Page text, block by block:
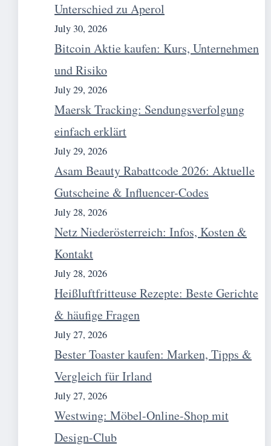
Unterschied zu Aperol
July 30, 2026
Bitcoin Aktie kaufen: Kurs, Unternehmen
und Risiko
July 29, 2026
Maersk Tracking: Sendungsverfolgung
einfach erklärt
July 29, 2026
Asam Beauty Rabattcode 2026: Aktuelle
Gutscheine & Influencer-Codes
July 28, 2026
Netz Niederösterreich: Infos, Kosten &
Kontakt
July 28, 2026
Heißluftfritteuse Rezepte: Beste Gerichte
& häufige Fragen
July 27, 2026
Bester Toaster kaufen: Marken, Tipps &
Vergleich für Irland
July 27, 2026
Westwing: Möbel-Online-Shop mit
Design-Club